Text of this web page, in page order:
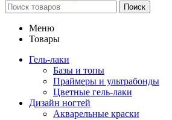
Поиск
Меню
Товары
Гель-лаки
Базы и топы
Праймеры и ультрабонды
Цветные гель-лаки
Дизайн ногтей
Акварельные краски